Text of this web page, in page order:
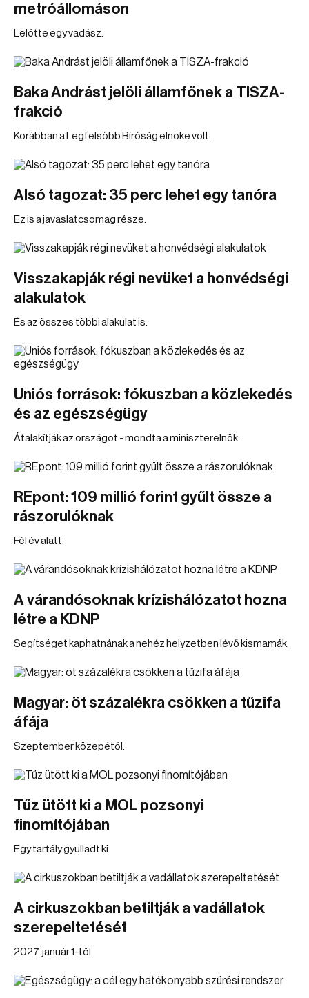
metróállomáson
Lelőtte egy vadász.
Baka Andrást jelöli államfőnek a TISZA-
frakció
Korábban a Legfelsőbb Bíróság elnöke volt.
Alsó tagozat: 35 perc lehet egy tanóra
Ez is a javaslatcsomag része.
Visszakapják régi nevüket a honvédségi
alakulatok
És az összes többi alakulat is.
Uniós források: fókuszban a közlekedés
és az egészségügy
Átalakítják az országot - mondta a miniszterelnök.
REpont: 109 millió forint gyűlt össze a
rászorulóknak
Fél év alatt.
A várandósoknak krízishálózatot hozna
létre a KDNP
Segítséget kaphatnának a nehéz helyzetben lévő kismamák.
Magyar: öt százalékra csökken a tűzifa
áfája
Szeptember közepétől.
Tűz ütött ki a MOL pozsonyi
finomítójában
Egy tartály gyulladt ki.
A cirkuszokban betiltják a vadállatok
szerepeltetését
2027. január 1-től.